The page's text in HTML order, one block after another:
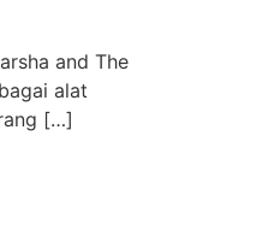
and The
alat
[…]